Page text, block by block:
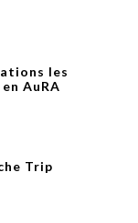
les
AuRA
Trip